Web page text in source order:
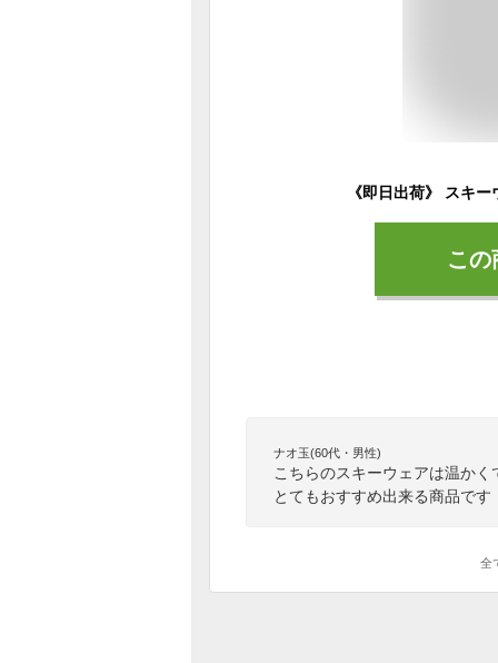
こ
ナオ玉(60代・男性)
こちらのスキーウェアは温か
とてもおすすめ出来る商品です
全